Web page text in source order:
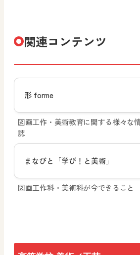
関連コンテンツ
形 forme
図画工作・美術教育に関する様々な
誌
まなびと「学び！と美術」
図画工作科・美術科が今できること